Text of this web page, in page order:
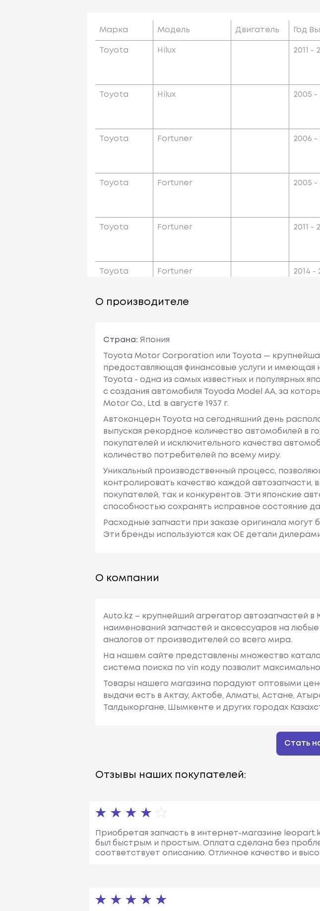
Марка Модель Двигатель Год
Toyota Hilux 2011 -
Toyota Hilux 2005 -
Toyota Fortuner 2006 -
Toyota Fortuner 2005 -
Toyota Fortuner 2011 -
Toyota Fortuner 2014 -
О производителе
Страна: Япония
Toyota Motor Corporation или Toyota —
предоставляющая финансовые услуги и имеющая
Toyota - одна из самых известных и популярных
с создания автомобиля Toyoda Model AA, за
Motor Co., Ltd. в августе 1937 г.
Автоконцерн Toyota на сегодняшний день
выпуская рекордное количество автомобилей в
покупателей и исключительного качества
количество потребителей по всему миру.
Уникальный производственный процесс,
контролировать качество каждой
покупателей, так и конкурентов. Эти японские
способностью сохранять исправное состояние
Расходные запчасти при заказе оригинала
Эти бренды используются как ОЕ детали
О компании
Auto.kz – крупнейший агрегатор автозапчастей
наименований запчастей и аксессуаров на
аналогов от производителей со всего мира.
На нашем сайте представлены множество
система поиска по vin коду позволит
Товары нашего магазина порадуют оптовыми
выдачи есть в Актау, Актобе, Алматы, Астане,
Талдыкоргане, Шымкенте и других городах
Стать
Отзывы наших покупателей:
Приобретая запчасть в интернет-магазине
был быстрым и простым. Оплата сделана без
соответствует описанию. Отличное качество и